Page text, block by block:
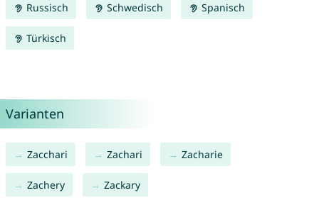
Russisch Schwedisch Spanisch
Türkisch
Varianten
Zacchari Zachari Zacharie
Zachery Zackary